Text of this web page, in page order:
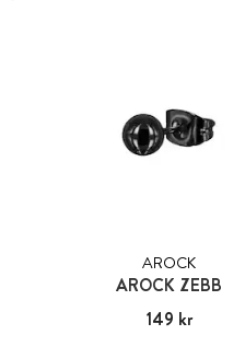
AROCK
AROCK ZEBB
Pris:149 kr
149 kr